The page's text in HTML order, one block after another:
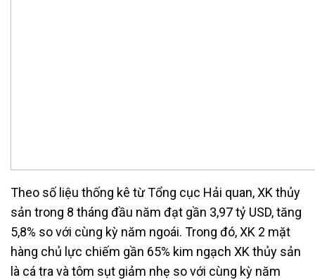
Theo số liệu thống kê từ Tổng cục Hải quan, XK thủy
sản trong 8 tháng đầu năm đạt gần 3,97 tỷ USD, tăng
5,8% so với cùng kỳ năm ngoái. Trong đó, XK 2 mặt
hàng chủ lực chiếm gần 65% kim ngạch XK thủy sản
là cá tra và tôm sụt giảm nhẹ so với cùng kỳ năm